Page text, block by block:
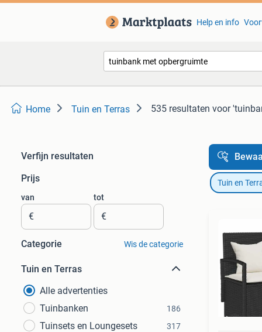
Help en info
Home Tuin en Terras 535 resultaten voor
Verfijn resultaten
Prijs
van
€
tot
€
Categorie Wis de categorie
Tuin en Terras
Alle advertenties
Tuinbanken
186
Tuinsets en Loungesets 317
Tuin en